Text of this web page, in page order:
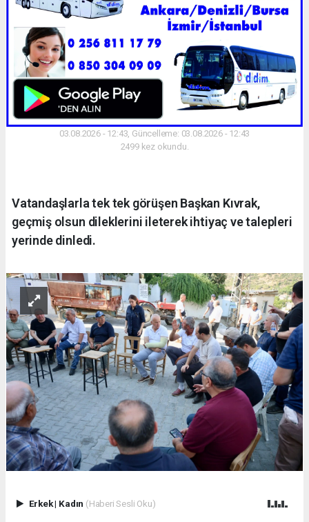
03.08.2026 - 12:43, Güncelleme: 03.08.2026 - 12:43
2499 kez okundu.
Vatandaşlarla tek tek görüşen Başkan Kıvrak,
geçmiş olsun dileklerini ileterek ihtiyaç ve talepleri
yerinde dinledi.
Erkek| Kadın (Haberi Sesli Oku)